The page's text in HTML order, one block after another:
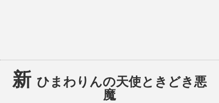
新 ひまわりんの天使ときどき悪
魔